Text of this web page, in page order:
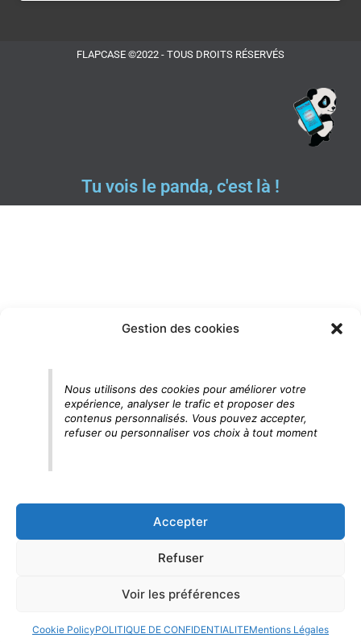
Gestion des cookies
Nous utilisons des cookies pour améliorer votre
expérience, analyser le trafic et proposer des
contenus personnalisés. Vous pouvez accepter,
refuser ou personnaliser vos choix à tout moment
Accepter
Refuser
Voir les préférences
Cookie PolicyPOLITIQUE DE CONFIDENTIALITEMentions Légales
FLAPCASE ©2022 - TOUS DROITS RÉSERVÉS
Tu vois le panda, c'est là !